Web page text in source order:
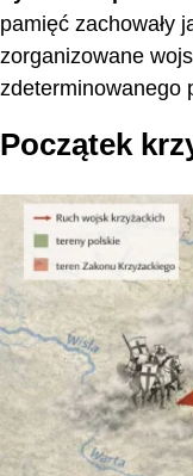
pamięć zachowały
zorganizowane
zdeterminowanego
Początek